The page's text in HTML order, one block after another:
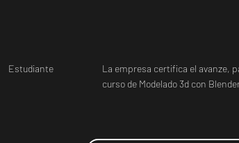
Estudiante
La empresa certifica el avanze,
curso de Modelado 3d con